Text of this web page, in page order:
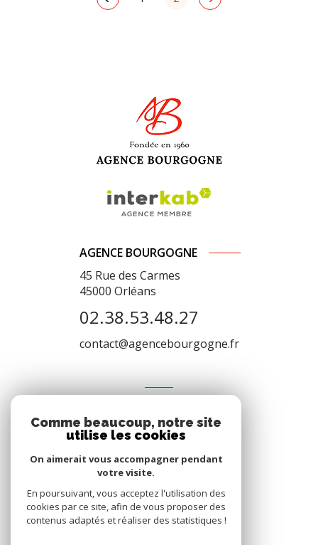
AGENCE BOURGOGNE
45 Rue des Carmes
45000 Orléans
02.38.53.48.27
contact@agencebourgogne.fr
Espace propriétaire
SE CONNECTER
Comme beaucoup, notre site
utilise les cookies
On aimerait vous accompagner pendant
votre visite.
En poursuivant, vous acceptez l'utilisation des
cookies par ce site, afin de vous proposer des
contenus adaptés et réaliser des statistiques !